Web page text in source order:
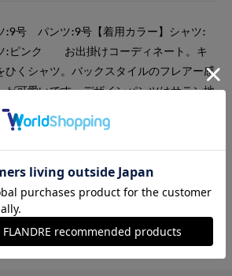
:9号 パンツ:9号【着用カラー】シャツ:
:ピンク お出掛けコーディネート。キ
ひくシャツ。バックスタイルのフレアー感
が可愛いです。デザインパンツはサテン地
カジュアル過ぎないスタイリングが決まり
ィネートにマストな1本です。
ツ #オフィスカジュアル
#新作 #骨格ナチュラル
ッグ